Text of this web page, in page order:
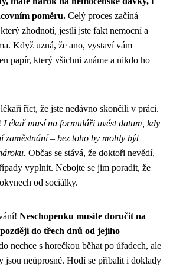
poměru. Celý proces začíná
zhodnotí, jestli jste fakt nemocní a
Když uzná, že ano, vystaví vám
papír, který všichni známe a nikdo ho
říct, že jste nedávno skončili v práci.
Lékař musí na formuláři uvést datum, kdy
zaměstnání – bez toho by mohly být
Občas se stává, že doktoři nevědí,
vyplnit. Nebojte se jim poradit, že
od sociálky.
Neschopenku musíte doručit na
do třech dnů od jejího
nechce s horečkou běhat po úřadech, ale
jsou neúprosné. Hodí se přibalit i doklady